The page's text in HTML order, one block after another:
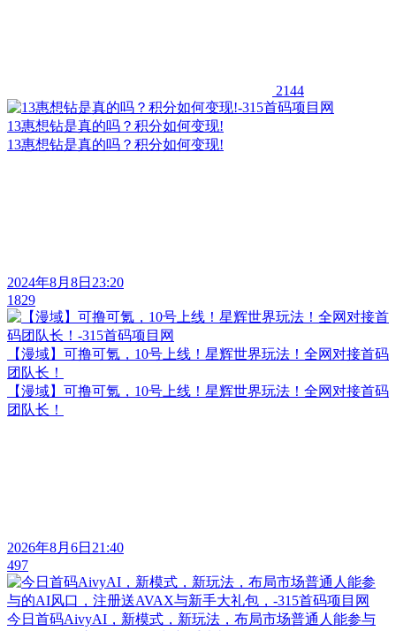
2144
13惠想钻是真的吗？积分如何变现!
13惠想钻是真的吗？积分如何变现!
2024年8月8日23:20
1829
【漫域】可撸可氪，10号上线！星辉世界玩法！全网对接首码
团队长！
【漫域】可撸可氪，10号上线！星辉世界玩法！全网对接首码
团队长！
2026年8月6日21:40
497
今日首码AivyAI，新模式，新玩法，布局市场普通人能参与